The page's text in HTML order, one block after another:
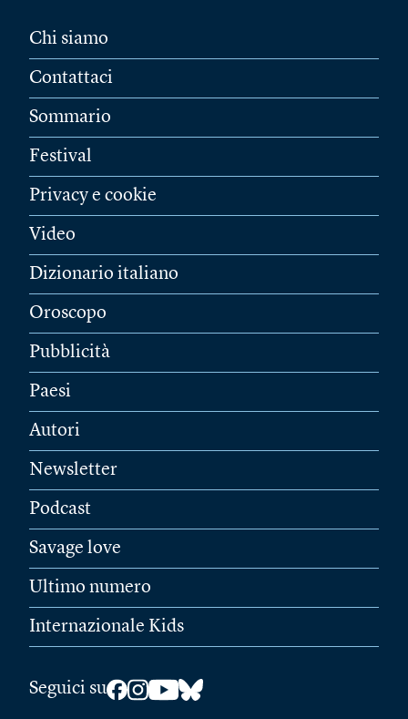
Chi siamo
Contattaci
Sommario
Festival
Privacy e cookie
Video
Dizionario italiano
Oroscopo
Pubblicità
Paesi
Autori
Newsletter
Podcast
Savage love
Ultimo numero
Internazionale Kids
Seguici su